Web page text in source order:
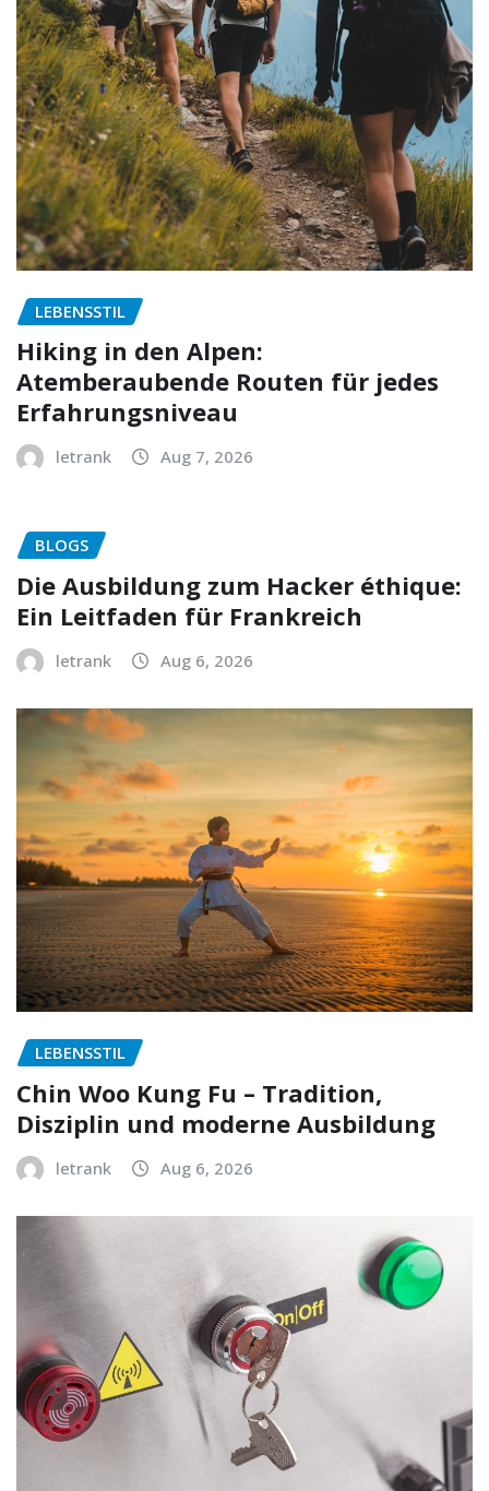
LEBENSSTIL
Hiking in den Alpen:
Atemberaubende Routen für jedes
Erfahrungsniveau
letrank Aug 7, 2026
BLOGS
Die Ausbildung zum Hacker éthique:
Ein Leitfaden für Frankreich
letrank Aug 6, 2026
LEBENSSTIL
Chin Woo Kung Fu – Tradition,
Disziplin und moderne Ausbildung
letrank Aug 6, 2026